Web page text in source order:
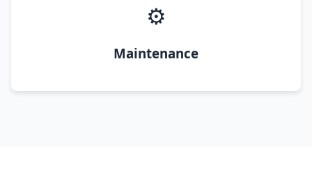
⚙️
Maintenance